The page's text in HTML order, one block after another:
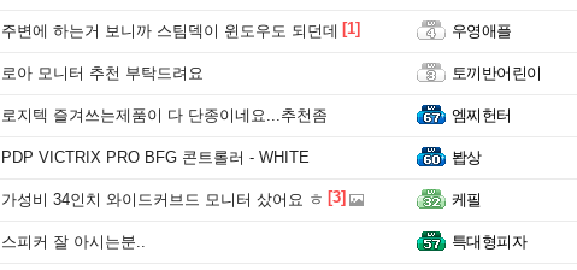
주변에 하는거 보니까 스팀덱이 윈도우도 되던데 [1] 우영애플
로아 모니터 추천 부탁드려요 토끼반어린이
로지텍 즐겨쓰는제품이 다 단종이네요...추천좀 엠찌헌터
PDP VICTRIX PRO BFG 콘트롤러 - WHITE 봡상
가성비 34인치 와이드커브드 모니터 샀어요 ㅎ [3] 케필
스피커 잘 아시는분.. 특대형피자